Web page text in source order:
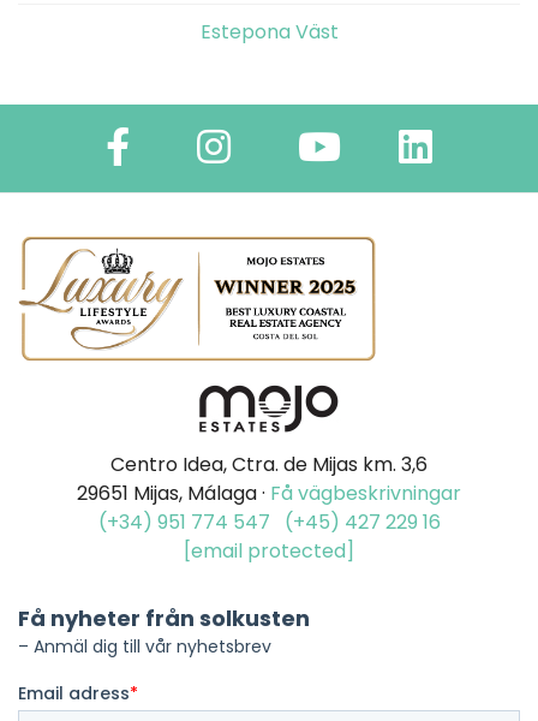
Estepona Väst
Centro Idea, Ctra. de Mijas km. 3,6
29651 Mijas, Málaga · Få vägbeskrivningar
(+34) 951 774 547
(+45) 427 229 16
[email protected]